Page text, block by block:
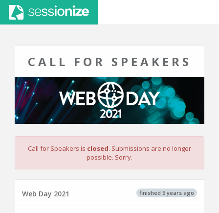
CALL FOR SPEAKERS
Call for Speakers is closed. Submissions are no longer
possible. Sorry.
finished 5 years ago
Web Day 2021